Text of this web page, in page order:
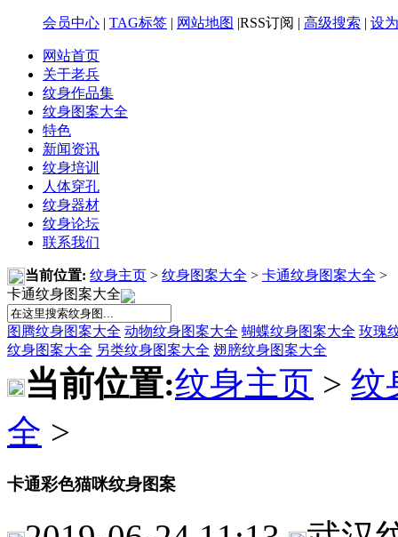
会员中心 | TAG标签 | 网站地图 |RSS订阅 | 高级搜索 | 设
网站首页
关于老兵
纹身作品集
纹身图案大全
特色
新闻资讯
纹身培训
人体穿孔
纹身器材
纹身论坛
联系我们
当前位置: 纹身主页 > 纹身图案大全 > 卡通纹身图案大全 >
卡通纹身图案大全
图腾纹身图案大全 动物纹身图案大全 蝴蝶纹身图案大全 玫瑰
纹身图案大全 另类纹身图案大全 翅膀纹身图案大全
当前位置:纹身主页 > 纹
全 >
卡通彩色猫咪纹身图案